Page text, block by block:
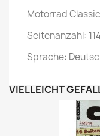
Motorrad
Seitenanzahl:
Sprache:
VIELLEICHT